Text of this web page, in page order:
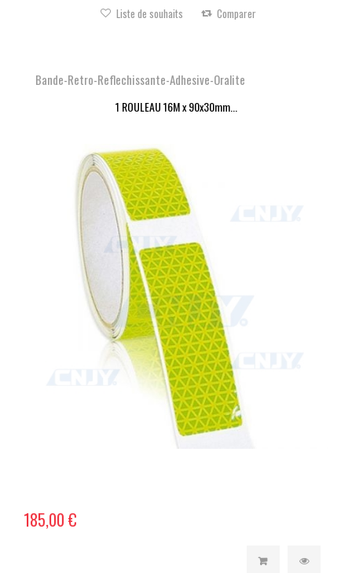
Liste de souhaits Comparer
Bande-Retro-Reflechissante-Adhesive-Oralite
1 ROULEAU 16M x 90x30mm...
185,00 €